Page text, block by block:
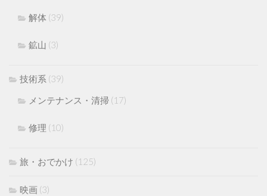
解体 (39)
鉱山 (3)
技術系 (39)
メンテナンス・清掃 (17)
修理 (10)
旅・おでかけ (125)
映画 (3)